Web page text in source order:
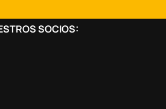
SOCIOS: